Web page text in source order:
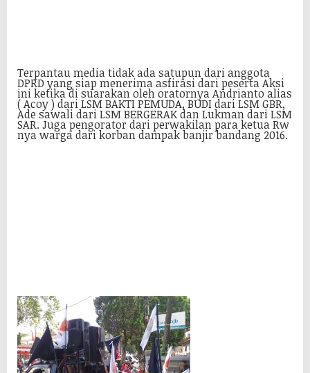
Terpantau media tidak ada satupun dari anggota
DPRD yang siap menerima asfirasi dari peserta Aksi
ini ketika di suarakan oleh oratornya Andrianto alias
( Acoy ) dari LSM BAKTI PEMUDA, BUDI dari LSM GBR,
Ade sawali dari LSM BERGERAK dan Lukman dari LSM
SAR. Juga pengorator dari perwakilan para ketua Rw
nya warga dari korban dampak banjir bandang 2016.